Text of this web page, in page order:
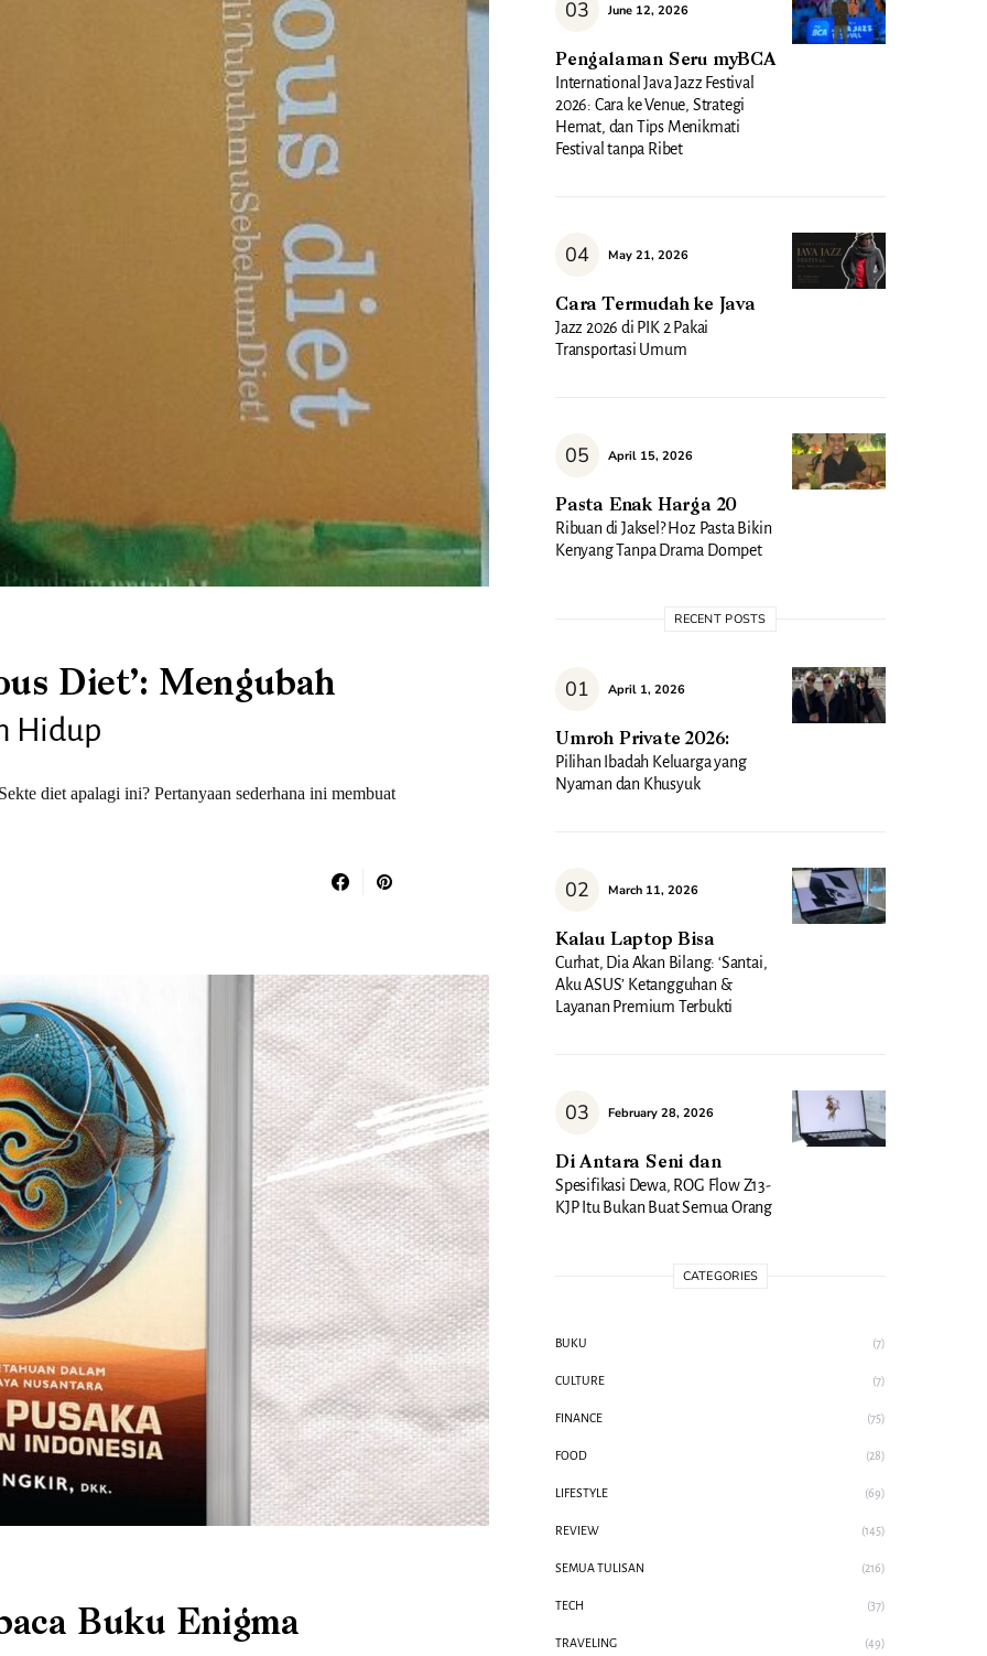
Diet’: Mengubah
Hidup
diet apalagi ini? Pertanyaan sederhana ini membuat
Buku Enigma
June 12, 2026
Pengalaman Seru myBCA
International Java Jazz Festival
2026: Cara ke Venue, Strategi
Hemat, dan Tips Menikmati
Festival tanpa Ribet
May 21, 2026
Cara Termudah ke Java
Jazz 2026 di PIK 2 Pakai
Transportasi Umum
April 15, 2026
Pasta Enak Harga 20
Ribuan di Jaksel? Hoz Pasta Bikin
Kenyang Tanpa Drama Dompet
RECENT POSTS
April 1, 2026
Umroh Private 2026:
Pilihan Ibadah Keluarga yang
Nyaman dan Khusyuk
March 11, 2026
Kalau Laptop Bisa
Curhat, Dia Akan Bilang: ‘Santai,
Aku ASUS’ Ketangguhan &
Layanan Premium Terbukti
February 28, 2026
Di Antara Seni dan
Spesifikasi Dewa, ROG Flow Z13-
KJP Itu Bukan Buat Semua Orang
CATEGORIES
BUKU (7)
CULTURE (7)
FINANCE (75)
FOOD (28)
LIFESTYLE (69)
REVIEW (145)
SEMUA TULISAN (216)
TECH (37)
TRAVELING (49)